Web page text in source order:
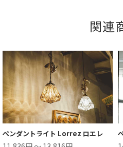
関連
ペンダントライト Lorrez ロエレ